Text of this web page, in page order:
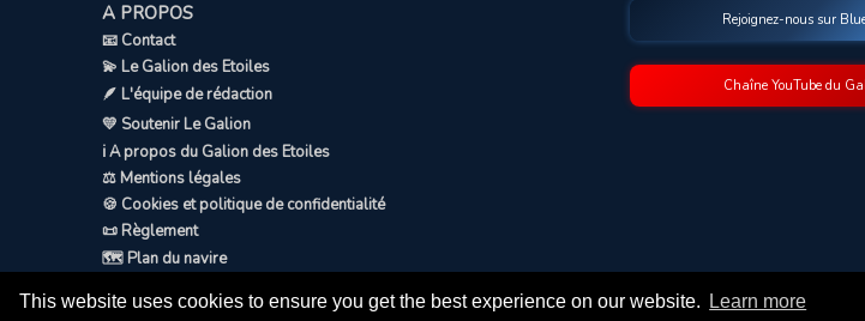
This website uses cookies to ensure you get the best experience on our website. Learn more
A PROPOS
📧 Contact
💫 Le Galion des Etoiles
🪶 L'équipe de rédaction
💛 Soutenir Le Galion
ℹ️ A propos du Galion des Etoiles
⚖️ Mentions légales
🍪 Cookies et politique de confidentialité
📜 Règlement
🗺️ Plan du navire
Rejoignez-nous sur
Chaîne YouTube du
© 2009-2026 Le Galion des Etoiles.
Ce site est réalisé et maintenu